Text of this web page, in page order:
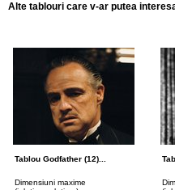
Alte tablouri care v-ar putea
Tablou Godfather (12)...
Dimensiuni maxime